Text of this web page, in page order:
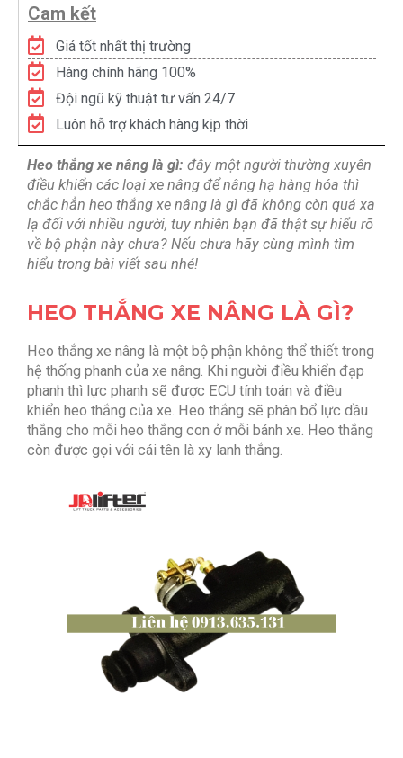
Cam kết
Giá tốt nhất thị trường
Hàng chính hãng 100%
Đội ngũ kỹ thuật tư vấn 24/7
Luôn hỗ trợ khách hàng kịp thời
Heo thắng xe nâng là gì: đây một người thường xuyên
điều khiển các loại xe nâng để nâng hạ hàng hóa thì
chắc hẳn heo thắng xe nâng là gì đã không còn quá xa
lạ đối với nhiều người, tuy nhiên bạn đã thật sự hiểu rõ
về bộ phận này chưa? Nếu chưa hãy cùng mình tìm
hiểu trong bài viết sau nhé!
HEO THẮNG XE NÂNG LÀ GÌ?
Heo thắng xe nâng là một bộ phận không thể thiết trong
hệ thống phanh của xe nâng. Khi người điều khiển đạp
phanh thì lực phanh sẽ được ECU tính toán và điều
khiển heo thắng của xe. Heo thắng sẽ phân bổ lực dầu
thắng cho mỗi heo thắng con ở mỗi bánh xe. Heo thắng
còn được gọi với cái tên là xy lanh thắng.